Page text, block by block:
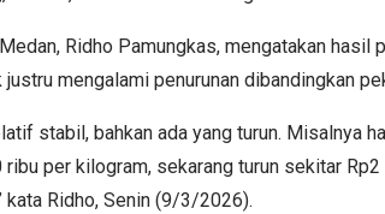
Ridho Pamungkas, mengatakan hasil
justru mengalami penurunan dibandingkan
stabil, bahkan ada yang turun. Misalnya
per kilogram, sekarang turun sekitar
kata Ridho, Senin (9/3/2026).